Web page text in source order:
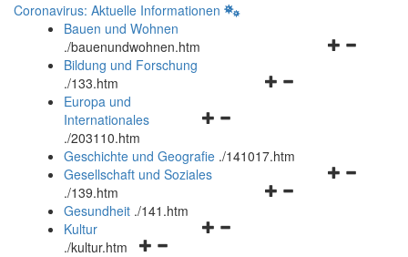
Coronavirus: Aktuelle Informationen
Bauen und Wohnen
./bauenundwohnen.htm
Navigationsmenü
Bildung und Forschung
./133.htm
Navigationsmenü
und
schließen
Europa und
Internationales
./203110.htm
Geschichte und Geografie ./141017.htm
Navigationsmenü
Gesellschaft und Soziales
./139.htm
Navigationsmenü
Gesundheit ./141.htm
Navigationsmenü
Kultur
./kultur.htm